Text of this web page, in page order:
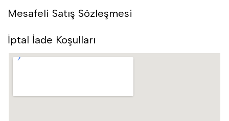
Mesafeli Satış Sözleşmesi
İptal İade Koşulları